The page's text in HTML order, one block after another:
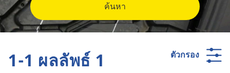
ค้นหา
ตัวกรอง
1-1 ผลลัพธ์ 1